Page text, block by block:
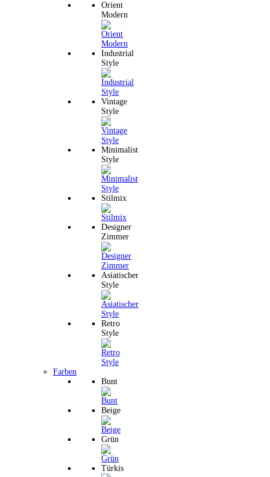
Orient
Modern
Industrial
Style
Vintage
Style
Minimalist
Style
Stilmix
Designer
Zimmer
Asiatischer
Style
Retro
Style
Farben
Bunt
Beige
Grün
Türkis